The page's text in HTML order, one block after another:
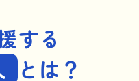
する
とは？